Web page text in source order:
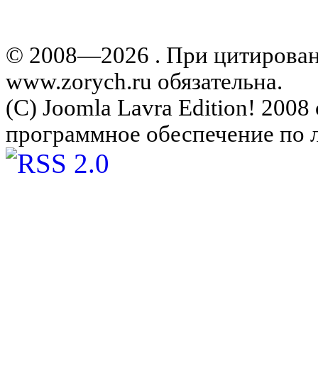
© 2008—2026 . При
www.zorych.ru обязательна.
(C) Joomla Lavra Edition! 2008
программное обеспечение по